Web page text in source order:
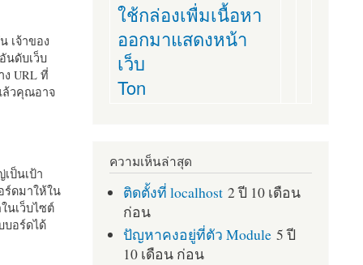
เจ้าของ
นดับเว็บ
URL ที่
ล้วคุณอาจ
ป็นเป้า
ร์ดมาให้ใน
นเว็บไซต์
บอร์ดได้
ใช้กล่องเพื่มเนื้อหา
ออกมาแสดงหน้า
เว็บ
Ton
ความเห็นล่าสุด
ติดตั้งที่ localhost 2 ปี 10 เดือน
ก่อน
ปัญหาคงอยู่ที่ตัว Module 5 ปี
10 เดือน ก่อน